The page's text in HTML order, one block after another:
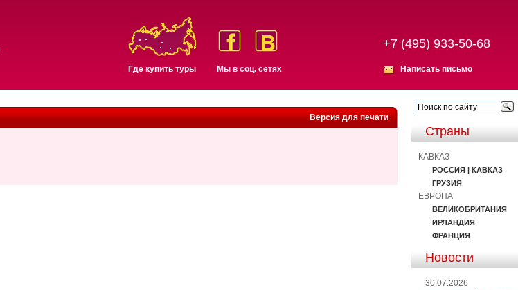
Где купить туры Мы в соц. сетях
+7 (495) 933-50-68
Написать письмо
Версия для печати
Страны
КАВКАЗ
РОССИЯ | КАВКАЗ
ГРУЗИЯ
ЕВРОПА
ВЕЛИКОБРИТАНИЯ
ИРЛАНДИЯ
ФРАНЦИЯ
Новости
30.07.2026